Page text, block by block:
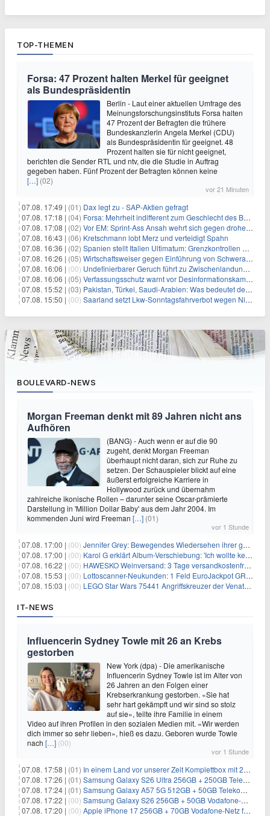
TOP-THEMEN
Forsa: 47 Prozent halten Merkel für geeignet
als Bundespräsidentin
Berlin - Laut einer aktuellen Umfrage des
Meinungsforschungsinstituts Forsa halten
47 Prozent der Befragten die frühere
Bundeskanzlerin Angela Merkel (CDU)
als Bundespräsidentin für geeignet. 48
Prozent halten sie für nicht geeignet,
berichten die Sender RTL und ntv, die die Studie in Auftrag
gegeben haben. Fünf Prozent der Befragten können keine
[…] (02)
vor 21 Minuten
07.08. 17:49 | (01) Dax legt zu - SAP-Aktien gefragt
07.08. 17:18 | (04) Forsa: Mehrheit indifferent zum Geschlecht des Bundespräsidenten
07.08. 17:08 | (02) Vor EM: Sprint-Ass Ansah wehrt sich gegen drohende Sperre
07.08. 16:43 | (06) Kretschmann lobt Merz und verteidigt Spahn
07.08. 16:36 | (02) Spanien stellt Italien Ultimatum: Grenzkontrollen beenden
07.08. 16:26 | (05) Wirtschaftsweiser gegen Einführung von Schwerarbeiter-Rente
07.08. 16:06 | (00) Undefinierbarer Geruch führt zu Zwischenlandung von Flieger
07.08. 16:06 | (05) Verfassungsschutz warnt vor Desinformationskampagne gegen Merz
07.08. 15:52 | (03) Pakistan, Türkei, Saudi-Arabien: Was bedeutet der neue Pakt?
07.08. 15:50 | (00) Saarland setzt Lkw-Sonntagsfahrverbot wegen Niedrigwasser aus
BOULEVARD-NEWS
Morgan Freeman denkt mit 89 Jahren nicht ans
Aufhören
(BANG) - Auch wenn er auf die 90
zugeht, denkt Morgan Freeman
überhaupt nicht daran, sich zur Ruhe zu
setzen. Der Schauspieler blickt auf eine
äußerst erfolgreiche Karriere in
Hollywood zurück und übernahm
zahlreiche ikonische Rollen – darunter seine Oscar-prämierte
Darstellung in 'Million Dollar Baby' aus dem Jahr 2004. Im
kommenden Juni wird Freeman […] (01)
vor 1 Stunde
07.08. 17:00 | (00) Jennifer Grey: Bewegendes Wiedersehen ihrer geschiedenen Eltern kurz vor dem Tod ihrer Mutter
07.08. 17:00 | (00) Karol G erklärt Album-Verschiebung: 'Ich wollte keine persönliche Situation ausnutzen'
07.08. 16:22 | (00) HAWESKO Weinversand: 3 Tage versandkostenfrei bestellen (MBW 25€)
07.08. 15:53 | (00) Lottoscanner-Neukunden: 1 Feld EuroJackpot GRATIS spielen
07.08. 15:03 | (00) LEGO Star Wars 75441 Angriffskreuzer der Venator-Klasse für 50,25€
IT-NEWS
Influencerin Sydney Towle mit 26 an Krebs
gestorben
New York (dpa) - Die amerikanische
Influencerin Sydney Towle ist im Alter von
26 Jahren an den Folgen einer
Krebserkrankung gestorben. «Sie hat
sehr hart gekämpft und wir sind so stolz
auf sie», teilte ihre Familie in einem
Video auf ihren Profilen in den sozialen Medien mit. «Wir werden
dich immer so sehr lieben», hieß es dazu. Geboren wurde Towle
nach […] (00)
vor 1 Stunde
07.08. 17:58 | (01) In einem Land vor unserer Zeit Komplettbox mit 27 DVDs für 59,49€
07.08. 17:26 | (01) Samsung Galaxy S26 Ultra 256GB + 250GB Telekom-Netz für 34€/Monat (effektiv 5,42€/Monat)
07.08. 17:24 | (01) Samsung Galaxy A57 5G 512GB + 50GB Telekom-Netz für 20€/Monat (effektiv 3,33€/Monat)
07.08. 17:22 | (00) Samsung Galaxy S26 256GB + 50GB Vodafone-Netz für 19,99€/Monat (effektiv 1,26€/Monat)
07.08. 17:20 | (00) Apple iPhone 17 256GB + 70GB Vodafone-Netz für 34,99€/Monat (effektiv 6,41€/Monat)